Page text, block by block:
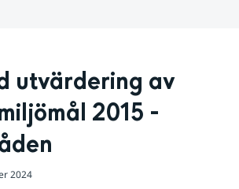
utvärdering av
2015 -
2024